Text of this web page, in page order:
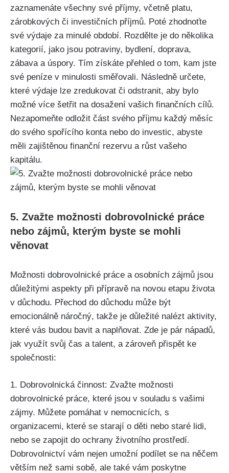
zaznamenáte všechny své příjmy, včetně platu,
zárobkových či investičních příjmů. Poté zhodnoťte
své výdaje za minulé období. Rozdělte je do několika
kategorií, jako jsou potraviny, bydlení, doprava,
zábava a úspory. Tím získáte přehled o tom, kam jste
své peníze v minulosti směřovali. Následně určete,
které výdaje lze zredukovat či odstranit, aby bylo
možné více šetřit na dosažení vašich finančních cílů.
Nezapomeňte odložit část svého příjmu každý měsíc
do svého spořícího konta nebo do investic, abyste
měli zajištěnou finanční rezervu a růst vašeho
kapitálu.
5. Zvažte možnosti dobrovolnické práce
nebo zájmů, kterým byste se mohli
věnovat
Možnosti dobrovolnické práce a osobních zájmů jsou
důležitými aspekty při přípravě na novou etapu života
v důchodu. Přechod do důchodu může být
emocionálně náročný, takže je důležité nalézt aktivity,
které vás budou bavit a naplňovat. Zde je pár nápadů,
jak využít svůj čas a talent, a zároveň přispět ke
společnosti:
1. Dobrovolnická činnost: Zvažte možnosti
dobrovolnické práce, které jsou v souladu s vašimi
zájmy. Můžete pomáhat v nemocnicích, s
organizacemi, které se starají o děti nebo staré lidi,
nebo se zapojit do ochrany životního prostředí.
Dobrovolnictví vám nejen umožní podílet se na něčem
větším než sami sobě, ale také vám poskytne